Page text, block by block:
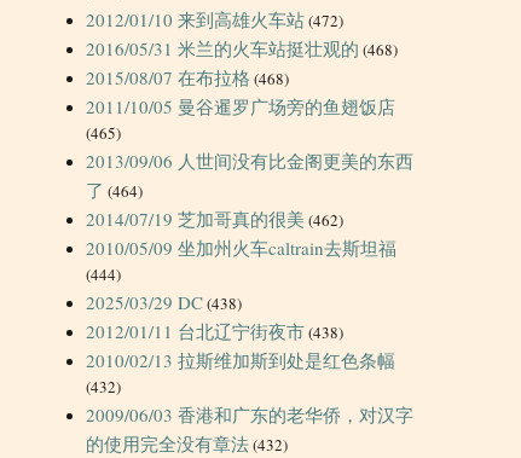
2012/01/10 来到高雄火车站(472)
2016/05/31 米兰的火车站挺壮观的 (468)
2015/08/07 在布拉格 (468)
2011/10/05 曼谷暹罗广场旁的鱼翅饭店
(465)
2013/09/06 人世间没有比金阁更美的东西
了 (464)
2014/07/19 芝加哥真的很美 (462)
2010/05/09 坐加州火车caltrain去斯坦福
(444)
2025/03/29 DC(438)
2012/01/11 台北辽宁街夜市(438)
2010/02/13 拉斯维加斯到处是红色条幅
(432)
2009/06/03 香港和广东的老华侨，对汉字
的使用完全没有章法(432)